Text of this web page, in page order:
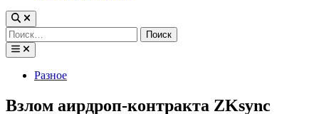
Найти:
PostedРазное
Взлом аирдроп-контракта ZKsync